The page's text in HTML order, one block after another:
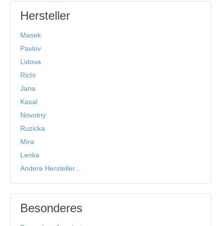
Hersteller
Masek
Pavlov
Lidova
Richi
Jana
Kasal
Novotny
Ruzicka
Mira
Lenka
Andere Hersteller...
Besonderes